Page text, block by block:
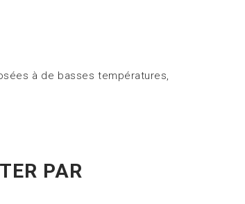
à de basses températures,
PAR